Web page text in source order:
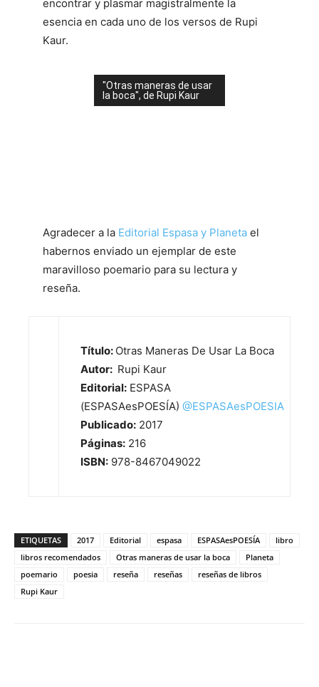
encontrar y plasmar magistralmente la
esencia en cada uno de los versos de Rupi
Kaur.
"Otras maneras de usar
la boca", de Rupi Kaur
Agradecer a la Editorial Espasa y Planeta el
habernos enviado un ejemplar de este
maravilloso poemario para su lectura y
reseña.
Título: Otras Maneras De Usar La Boca
Autor: Rupi Kaur
Editorial: ESPASA
(ESPASAesPOESÍA) @ESPASAesPOESIA
Publicado: 2017
Páginas: 216
ISBN: 978-8467049022
ETIQUETAS 2017 Editorial espasa ESPASAesPOESÍA
libro
libros recomendados
Otras maneras de usar la boca
Planeta
poemario
poesia reseña reseñas
reseñas de libros
Rupi Kaur